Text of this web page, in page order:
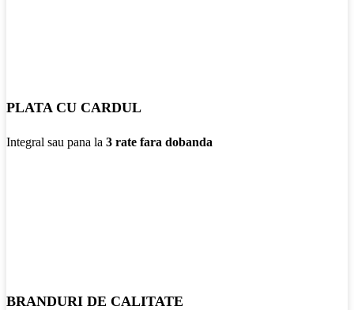
PLATA CU CARDUL
Integral sau pana la 3 rate fara dobanda
BRANDURI DE CALITATE